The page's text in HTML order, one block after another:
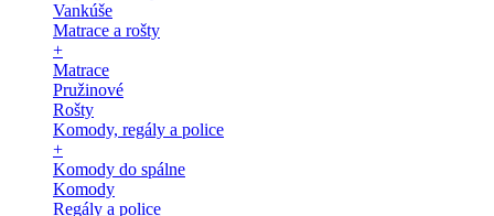
Vankúše
Matrace a rošty
+
Matrace
Pružinové
Rošty
Komody, regály a police
+
Komody do spálne
Komody
Regály a police